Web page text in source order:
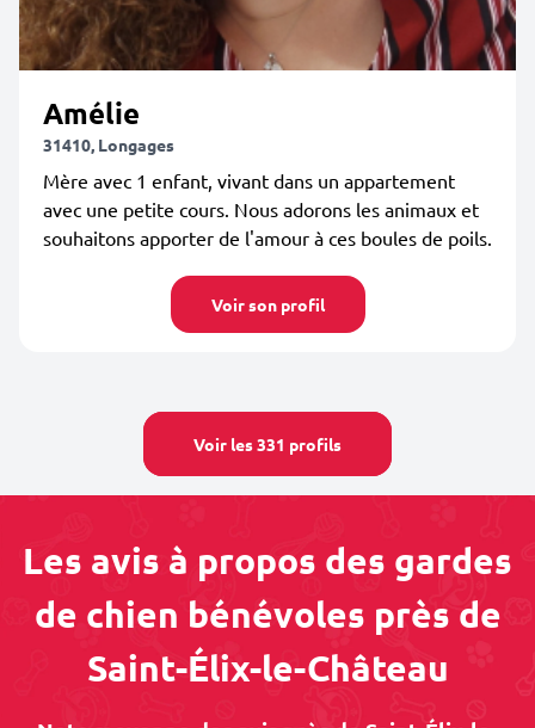
Amélie
31410, Longages
Mère avec 1 enfant, vivant dans un appartement
avec une petite cours. Nous adorons les animaux et
souhaitons apporter de l'amour à ces boules de poils.
Voir son profil
Voir les 331 profils
Les avis à propos des gardes
de chien bénévoles près de
Saint-Élix-le-Château